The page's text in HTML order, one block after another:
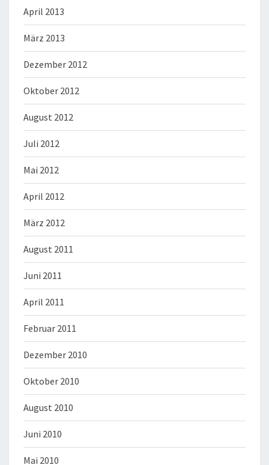
April 2013
März 2013
Dezember 2012
Oktober 2012
August 2012
Juli 2012
Mai 2012
April 2012
März 2012
August 2011
Juni 2011
April 2011
Februar 2011
Dezember 2010
Oktober 2010
August 2010
Juni 2010
Mai 2010